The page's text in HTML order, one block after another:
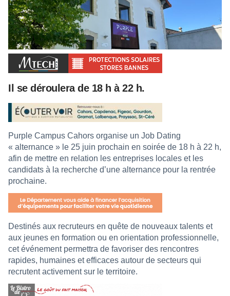
Il se déroulera de 18 h à 22 h.
Purple Campus Cahors organise un Job Dating
« alternance » le 25 juin prochain en soirée de 18 h à 22 h,
afin de mettre en relation les entreprises locales et les
candidats à la recherche d’une alternance pour la rentrée
prochaine.
Destinés aux recruteurs en quête de nouveaux talents et
aux jeunes en formation ou en orientation professionnelle,
cet événement permettra de favoriser des rencontres
rapides, humaines et efficaces autour de secteurs qui
recrutent activement sur le territoire.